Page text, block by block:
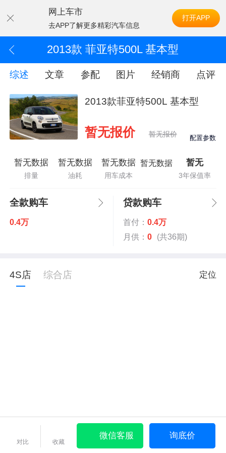
网上车市
去APP了解更多精彩汽车信息
打开APP
2013款 菲亚特500L 基本型
综述 文章 参配 图片 经销商 点评
2013款菲亚特500L 基本型
暂无报价 暂无报价 配置参数
暂无数据
排量
暂无数据
油耗
暂无数据
用车成本
暂无数据 暂无
3年保值率
全款购车
0.4万
贷款购车
首付： 0.4万
月供： 0 (共36期)
4S店 综合店 定位
对比 收藏
微信客服 询底价